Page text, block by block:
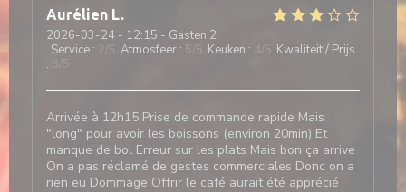
Aurélien L
2026-03-24 - 12:15 - Gasten 2
Service : Atmosfeer : Keuken :
Kwaliteit / Prijs
:
Arrivée à 12h15 Prise de commande rapide Mais
"long" pour avoir les boissons (environ 20min) Et
manque de bol Erreur sur les plats Mais bon ça arrive
On a pas réclamé de gestes commerciales Donc on a
rien eu Dommage Offrir le café aurait été apprécié